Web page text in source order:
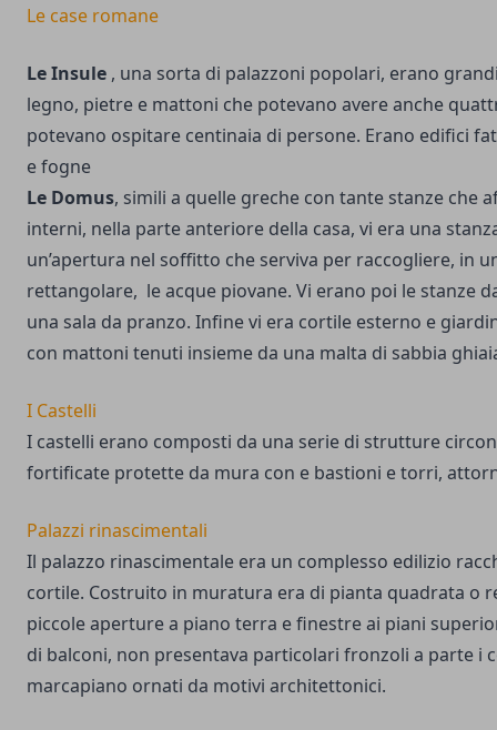
Le case romane
Le Insule , una sorta di palazzoni popolari, erano
legno, pietre e mattoni che potevano avere anche
potevano ospitare centinaia di persone. Erano edifici
e fogne
Le Domus, simili a quelle greche con tante stanze che
interni, nella parte anteriore della casa, vi era una
un’apertura nel soffitto che serviva per raccogliere, in
rettangolare, le acque piovane. Vi erano poi le stanze
una sala da pranzo. Infine vi era cortile esterno e
con mattoni tenuti insieme da una malta di sabbia
I Castelli
I castelli erano composti da una serie di strutture
fortificate protette da mura con e bastioni e torri,
Palazzi rinascimentali
Il palazzo rinascimentale era un complesso edilizio
cortile. Costruito in muratura era di pianta quadrata o
piccole aperture a piano terra e finestre ai piani
di balconi, non presentava particolari fronzoli a parte i
marcapiano ornati da motivi architettonici.